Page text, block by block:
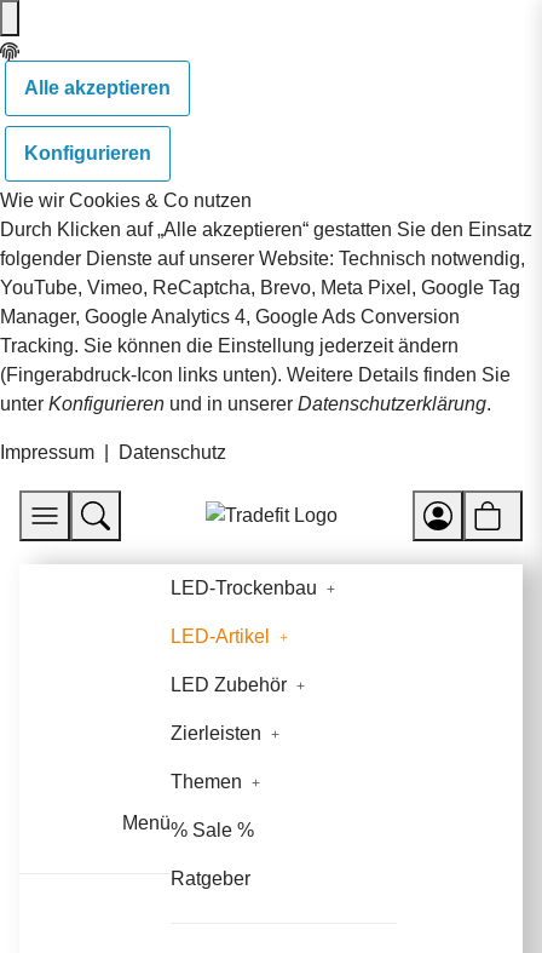
Alle akzeptieren
Konfigurieren
Wie wir Cookies & Co nutzen
Durch Klicken auf „Alle akzeptieren“ gestatten Sie den Einsatz
folgender Dienste auf unserer Website: Technisch notwendig,
YouTube, Vimeo, ReCaptcha, Brevo, Meta Pixel, Google Tag
Manager, Google Analytics 4, Google Ads Conversion
Tracking. Sie können die Einstellung jederzeit ändern
(Fingerabdruck-Icon links unten). Weitere Details finden Sie
unter Konfigurieren und in unserer Datenschutzerklärung.
Impressum Datenschutz
Menü
LED-Trockenbau
LED-Artikel
LED Zubehör
Zierleisten
Themen
% Sale %
Ratgeber